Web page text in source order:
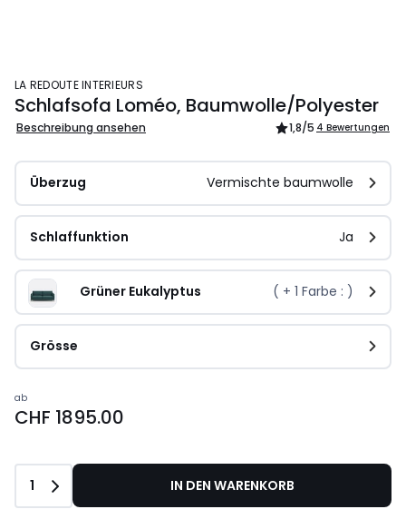
LA REDOUTE INTERIEURS
Schlafsofa Loméo, Baumwolle/Polyester
Beschreibung ansehen 1,8/5 4 Bewertungen
Überzug Vermischte baumwolle
Schlaffunktion Ja
Grüner Eukalyptus ( + 1 Farbe : )
Grösse
ab
CHF 1895.00
Anzahl
1 IN DEN WARENKORB